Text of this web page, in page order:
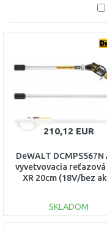
210,12 EUR
DeWALT DCMPS567N
vyvetvovacia reťazová
XR 20cm (18V/bez
SKLADOM